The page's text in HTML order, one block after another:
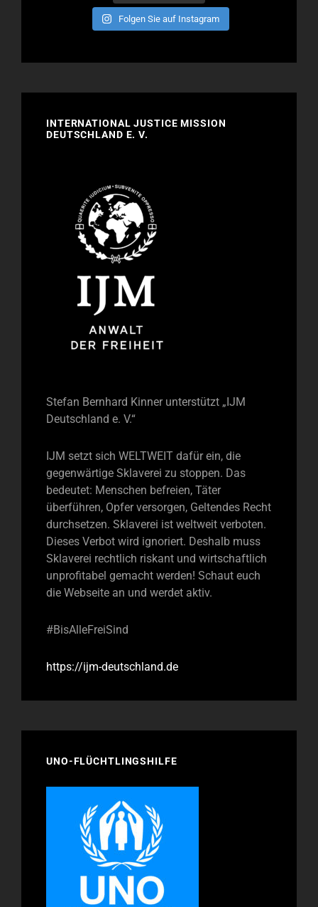
Folgen Sie auf Instagram
INTERNATIONAL JUSTICE MISSION
DEUTSCHLAND E. V.
Stefan Bernhard Kinner unterstützt „IJM
Deutschland e. V.“
IJM setzt sich WELTWEIT dafür ein, die
gegenwärtige Sklaverei zu stoppen. Das
bedeutet: Menschen befreien, Täter
überführen, Opfer versorgen, Geltendes Recht
durchsetzen. Sklaverei ist weltweit verboten.
Dieses Verbot wird ignoriert. Deshalb muss
Sklaverei rechtlich riskant und wirtschaftlich
unprofitabel gemacht werden! Schaut euch
die Webseite an und werdet aktiv.
#BisAlleFreiSind
https://ijm-deutschland.de
UNO-FLÜCHTLINGSHILFE